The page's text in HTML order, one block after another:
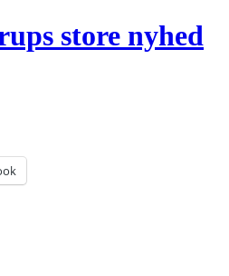
store nyhed